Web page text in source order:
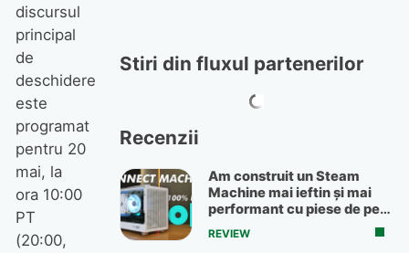
discursul
principal
de
deschidere
este
programat
pentru 20
mai, la
ora 10:00
PT
(20:00,
Stiri din fluxul partenerilor
Recenzii
Am construit un Steam
Machine mai ieftin și mai
performant cu piese de pe
OLX
REVIEW